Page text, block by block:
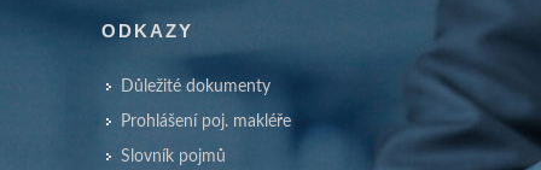
ODKAZY
Důležité dokumenty
Prohlášení poj. makléře
Slovník pojmů